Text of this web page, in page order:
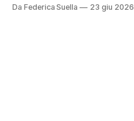
Da Federica Suella 23 giu 2026